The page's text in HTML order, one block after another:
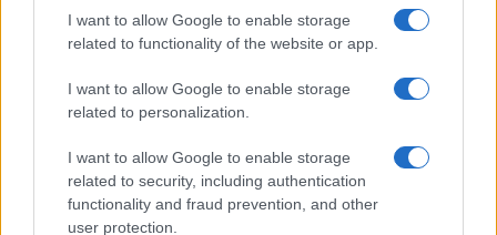
I want to allow Google to enable storage
related to functionality of the website or app.
I want to allow Google to enable storage
related to personalization.
I want to allow Google to enable storage
related to security, including authentication
functionality and fraud prevention, and other
user protection.
mobilhasználatot – sokan mégsem tudnak róla
Nem biztos, hogy érdemes kivárni az iPhone 18 Prot
A Galaxy S25 is megkaphatja a Galaxy S26 egyik legjobb
kamerás funkcióját
Élőképeken a Dark Cherry színű iPhone 18 Pro Max!
Itt a vég a Galaxy S23 széria számára: a One UI 9 lehet az
utolsó nagy frissítés